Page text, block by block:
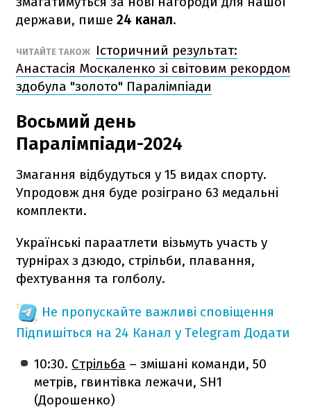
держави, пише 24 канал.
ЧИТАЙТЕ ТАКОЖ
Історичний результат:
Анастасія Москаленко зі світовим рекордом
здобула "золото" Паралімпіади
Восьмий день
Паралімпіади-2024
Змагання відбудуться у 15 видах спорту.
Упродовж дня буде розіграно 63 медальні
комплекти.
Українські параатлети візьмуть участь у
турнірах з дзюдо, стрільби, плавання,
фехтування та голболу.
Не пропускайте важливі сповіщення
Підпишіться на 24 Канал у Telegram Додати
10:30. Стрільба – змішані команди, 50
метрів, гвинтівка лежачи, SH1
(Дорошенко)